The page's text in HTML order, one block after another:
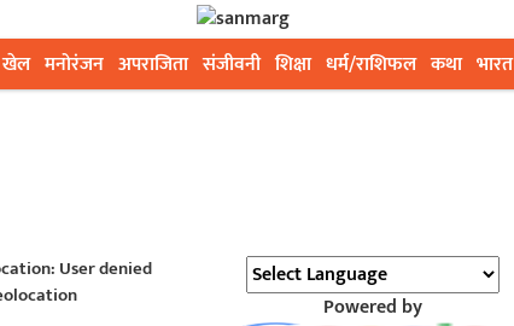
खेल मनोरंजन अपराजिता संजीवनी शिक्षा धर्म/राशिफल कथा भारत
User denied
Powered by